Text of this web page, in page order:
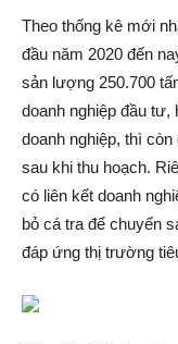
Theo thống kê mới
đầu năm 2020 đến
sản lượng 250.700
doanh nghiệp đầu
doanh nghiệp, thì
sau khi thu hoạch.
có liên kết doanh
bỏ cá tra để chuyển
đáp ứng thị trường